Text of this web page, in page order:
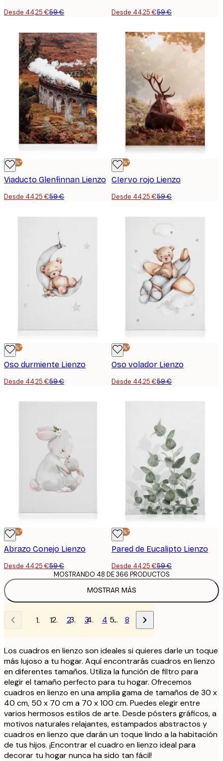
Desde 44,25 €59 € Desde 44,25 €59 €
-25%*
Viaducto Glenfinnan Lienzo
Desde 44,25 €59 €
-25%*
CIervo rojo Lienzo
Desde 44,25 €59 €
-25%*
Oso durmiente Lienzo
Desde 44,25 €59 €
-25%*
Oso volador Lienzo
Desde 44,25 €59 €
-25%*
Abrazo Conejo Lienzo
Desde 44,25 €59 €
-25%*
Pared de Eucalipto Lienzo
Desde 44,25 €59 €
MOSTRAR MÁS
MOSTRANDO 48 DE 366 PRODUCTOS
1 2 3 4 … 8
Los cuadros en lienzo son ideales si quieres darle un toque
más lujoso a tu hogar. Aquí encontrarás cuadros en lienzo
en diferentes tamaños. Utiliza la función de filtro para
elegir el tamaño perfecto para tu hogar. Ofrecemos
cuadros en lienzo en una amplia gama de tamaños de 30 x
40 cm, 50 x 70 cm a 70 x 100 cm. Puedes elegir entre
varios hermosos estilos de arte. Desde pósters gráficos, a
motivos naturales relajantes, estampados abstractos y
cuadros en lienzo que darán un toque lindo a la habitación
de tus hijos. ¡Encontrar el cuadro en lienzo ideal para
decorar tu hogar nunca ha sido tan fácil!